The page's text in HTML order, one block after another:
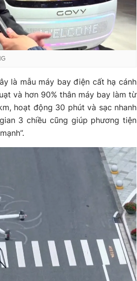
là mẫu máy bay điện cất hạ cánh
và hơn 90% thân máy bay làm từ
hoạt động 30 phút và sạc nhanh
3 chiều cũng giúp phương tiện